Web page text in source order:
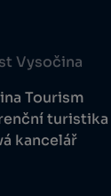
Vysočina
Tourism
turistika
kancelář